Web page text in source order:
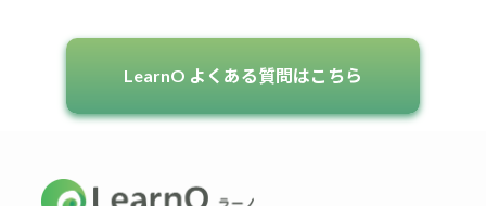
LearnO よくある質問はこちら